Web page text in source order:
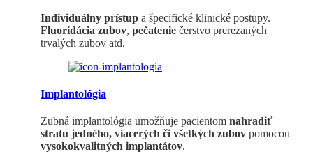
Individuálny prístup a špecifické klinické postupy.
Fluoridácia zubov, pečatenie čerstvo prerezaných
trvalých zubov atd.
Implantológia
Zubná implantológia umožňuje pacientom nahradiť
stratu jedného, viacerých či všetkých zubov pomocou
vysokokvalitných implantátov.